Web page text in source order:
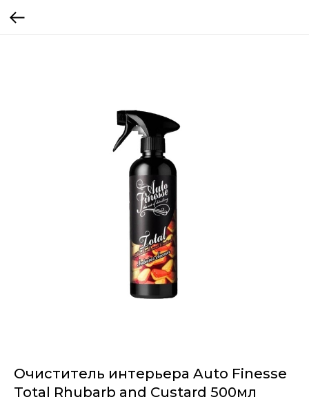
Очиститель интерьера Auto Finesse
Total Rhubarb and Custard 500мл